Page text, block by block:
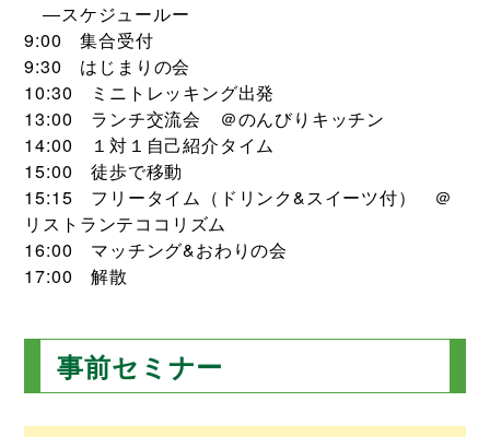
―スケジュールー
9:00 集合受付
9:30 はじまりの会
10:30 ミニトレッキング出発
13:00 ランチ交流会 ＠のんびりキッチン
14:00 １対１自己紹介タイム
15:00 徒歩で移動
15:15 フリータイム（ドリンク&スイーツ付） ＠
リストランテココリズム
16:00 マッチング&おわりの会
17:00 解散
事前セミナー